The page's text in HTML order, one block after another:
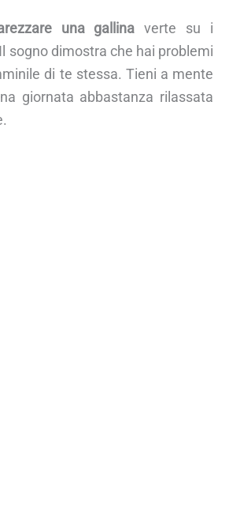
una gallina verte su i
sogno dimostra che hai problemi
di te stessa. Tieni a mente
giornata abbastanza rilassata